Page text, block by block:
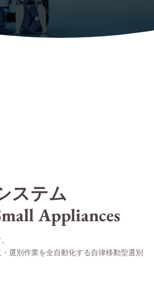
ステム
Appliances
選別作業を全自動化する自律移動型選別